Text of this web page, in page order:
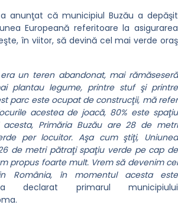
anunţat că municipiul Buzău a depăşit
Europeană referitoare la asigurarea
în viitor, să devină cel mai verde oraş
un teren abandonat, mai rămăseseră
plantau legume, printre stuf şi printre
parc este ocupat de construcţii, mă refer
acestea de joacă, 80% este spaţiu
Primăria Buzău are 28 de metri
per locuitor. Aşa cum ştiţi, Uniunea
de metri pătraţi spaţiu verde pe cap de
propus foarte mult. Vrem să devenim cel
România, în momentul acesta este
primarul municipiului